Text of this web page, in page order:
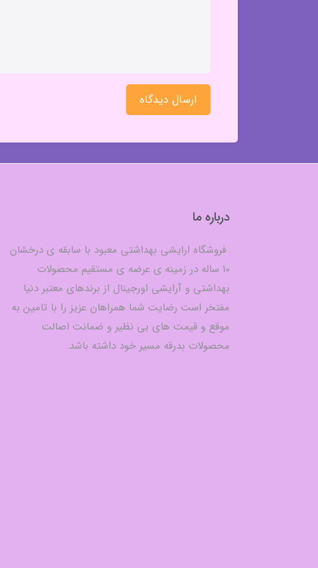
ارسال دیدگاه
درباره ما
فروشگاه ارایشی بهداشتی معبود با سابقه ی درخشان
10 ساله در زمینه ی عرضه ی مستقیم محصولات
بهداشتی و آرایشی اورجینال از برندهای معتبر دنیا
مفتخر است رضایت شما همراهان عزیز را با تامین به
موقع و قیمت های بی نظیر و ضمانت اصالت
محصولات بدرقه مسیر خود داشته باشد.